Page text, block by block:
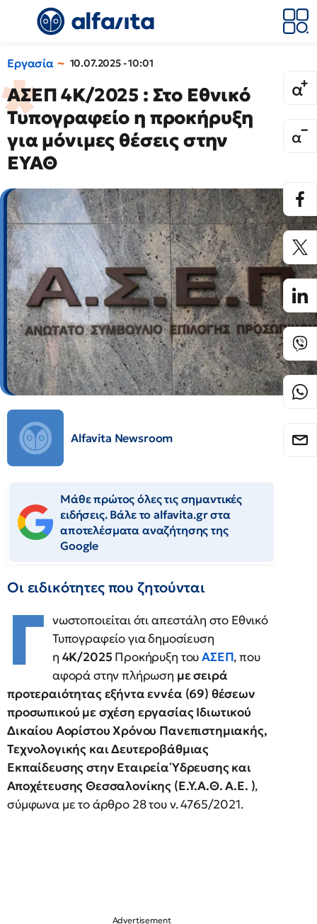
Εργασία 10.07.2025 - 10:01
ΑΣΕΠ 4Κ/2025 : Στο Εθνικό
Τυπογραφείο η προκήρυξη
για μόνιμες θέσεις στην
ΕΥΑΘ
Alfavita Newsroom
Μάθε πρώτος όλες τις σημαντικές
ειδήσεις. Βάλε το alfavita.gr στα
αποτελέσματα αναζήτησης της
Google
Οι ειδικότητες που ζητούνται
Γ νωστοποιείται ότι απεστάλη στο Εθνικό
Τυπογραφείο για δημοσίευση
η 4K/2025 Προκήρυξη τουΑΣΕΠ, που
αφορά στην πλήρωση με σειρά
προτεραιότητας εξήντα εννέα (69) θέσεων
προσωπικού με σχέση εργασίας Ιδιωτικού
Δικαίου Αορίστου Χρόνου Πανεπιστημιακής,
Τεχνολογικής και Δευτεροβάθμιας
Εκπαίδευσης στην Εταιρεία Ύδρευσης και
Αποχέτευσης Θεσσαλονίκης (Ε.Υ.Α.Θ. Α.Ε. ),
σύμφωνα με το άρθρο 28 του ν. 4765/2021.